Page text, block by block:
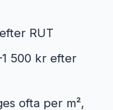
RUT
500 kr efter
ofta per m²,